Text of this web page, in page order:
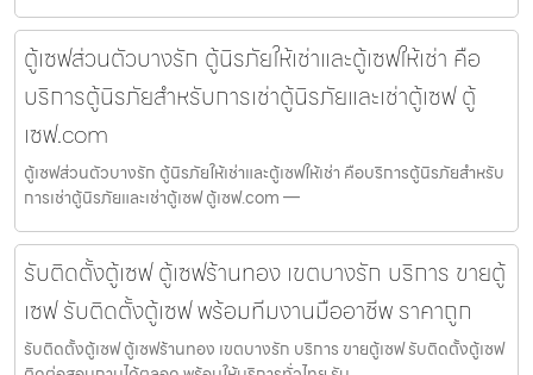
ตู้เซฟส่วนตัวบางรัก ตู้นิรภัยให้เช่าและตู้เซฟให้เช่า คือ
บริการตู้นิรภัยสำหรับการเช่าตู้นิรภัยและเช่าตู้เซฟ ตู้
เซฟ.com
ตู้เซฟส่วนตัวบางรัก ตู้นิรภัยให้เช่าและตู้เซฟให้เช่า คือบริการตู้นิรภัยสำหรับ
การเช่าตู้นิรภัยและเช่าตู้เซฟ ตู้เซฟ.com —
รับติดตั้งตู้เซฟ ตู้เซฟร้านทอง เขตบางรัก บริการ ขายตู้
เซฟ รับติดตั้งตู้เซฟ พร้อมทีมงานมืออาชีพ ราคาถูก
รับติดตั้งตู้เซฟ ตู้เซฟร้านทอง เขตบางรัก บริการ ขายตู้เซฟ รับติดตั้งตู้เซฟ